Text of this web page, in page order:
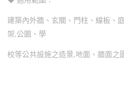
建築內外牆、玄關、門柱、線板、
架,公園、學
校等公共設施之造景,地面、牆面之